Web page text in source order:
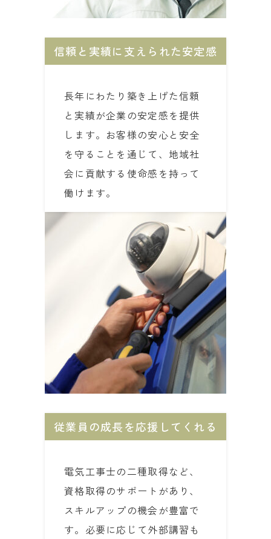
信頼と実績に支えられた安定感
長年にわたり築き上げた信頼
と実績が企業の安定感を提供
します。お客様の安心と安全
を守ることを通じて、地域社
会に貢献する使命感を持って
働けます。
従業員の成長を応援してくれる
電気工事士の二種取得など、
資格取得のサポートがあり、
スキルアップの機会が豊富で
す。必要に応じて外部講習も